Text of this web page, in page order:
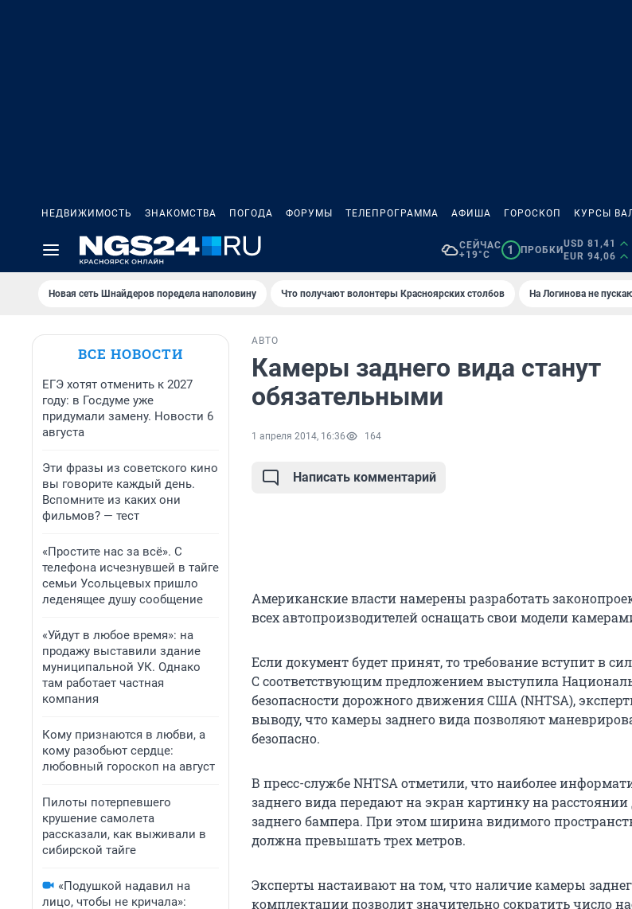
НЕДВИЖИМОСТЬ ЗНАКОМСТВА ПОГОДА ФОРУМЫ ТЕЛЕПРОГРАММА АФИША ГОРОСКОП КУРСЫ
СЕЙЧАС
+19°C
1 ПРОБКИ
USD 81,41
EUR 94,06
Новая сеть Шнайдеров поредела наполовину Что получают волонтеры Красноярских столбов На Логинова не
ВСЕ НОВОСТИ
ЕГЭ хотят отменить к 2027
году: в Госдуме уже
придумали замену. Новости 6
августа
Эти фразы из советского кино
вы говорите каждый день.
Вспомните из каких они
фильмов? — тест
«Простите нас за всё». С
телефона исчезнувшей в тайге
семьи Усольцевых пришло
леденящее душу сообщение
«Уйдут в любое время»: на
продажу выставили здание
муниципальной УК. Однако
там работает частная
компания
Кому признаются в любви, а
кому разобьют сердце:
любовный гороскоп на август
Пилоты потерпевшего
крушение самолета
рассказали, как выживали в
сибирской тайге
«Подушкой надавил на
лицо, чтобы не кричала»:
АВТО
Камеры заднего вида станут
обязательными
1 апреля 2014, 16:36 164
Написать комментарий
Американские власти намерены разработать
всех автопроизводителей оснащать свои модели
Если документ будет принят, то требование вступит в
С соответствующим предложением выступила
безопасности дорожного движения США (NHTSA),
выводу, что камеры заднего вида позволяют
безопасно.
В пресс-службе NHTSA отметили, что наиболее
заднего вида передают на экран картинку на
заднего бампера. При этом ширина видимого
должна превышать трех метров.
Эксперты настаивают на том, что наличие камеры
комплектации позволит значительно сократить число